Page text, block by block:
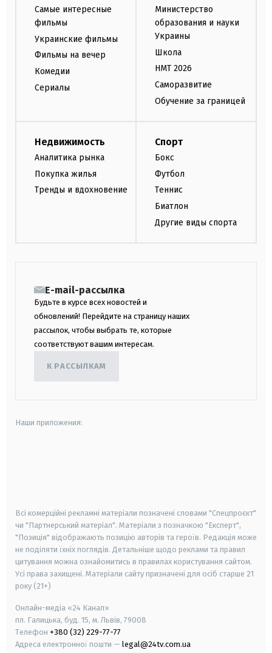
Самые интересные
фильмы
Украинские фильмы
Фильмы на вечер
Комедии
Сериалы
Министерство
образования и науки
Украины
Школа
НМТ 2026
Саморазвитие
Обучение за границей
Недвижимость
Аналитика рынка
Покупка жилья
Тренды и вдохновение
Спорт
Бокс
Футбол
Теннис
Биатлон
Другие виды спорта
E-mail-рассылка
Будьте в курсе всех новостей и
обновлений! Перейдите на страницу наших
рассылок, чтобы выбрать те, которые
соответствуют вашим интересам.
К РАССЫЛКАМ
Наши приложения:
Всі комерційні рекламні матеріали позначені словами "Спецпроєкт"
чи "Партнерський матеріал". Матеріали з позначкою "Експерт",
"Позиція" відображають позицію авторів та героїв. Редакція може
не поділяти їхніх поглядів. Детальніше щодо реклами та правил
цитування можна ознайомитись в правилах користування сайтом.
Усі права захищені. Матеріали сайту призначені для осіб старше 21
року (21+)
Онлайн-медіа «24 Канал»
пл. Галицька, буд. 15, м. Львів, 79008
Телефон +380 (32) 229-77-77
Адреса електронної пошти — legal@24tv.com.ua